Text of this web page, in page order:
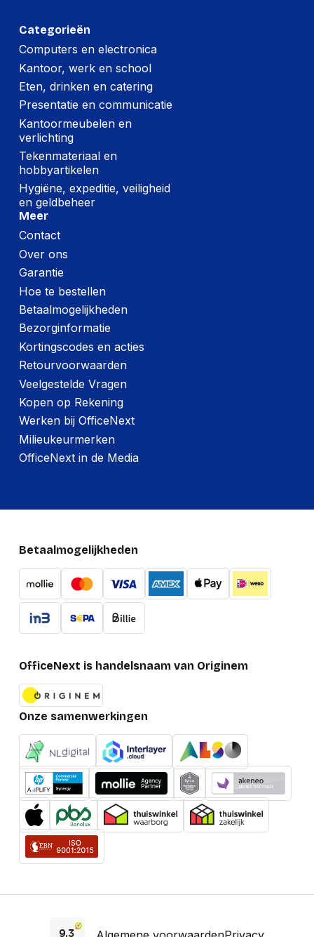
Categorieën
Computers en electronica
Kantoor, werk en school
Eten, drinken en catering
Presentatie en communicatie
Kantoormeubelen en
verlichting
Tekenmateriaal en
hobbyartikelen
Hygiëne, expeditie, veiligheid
en geldbeheer
Meer
Contact
Over ons
Garantie
Hoe te bestellen
Betaalmogelijkheden
Bezorginformatie
Kortingscodes en acties
Retourvoorwaarden
Veelgestelde Vragen
Kopen op Rekening
Werken bij OfficeNext
Milieukeurmerken
OfficeNext in de Media
Betaalmogelijkheden
OfficeNext is handelsnaam van Originem
Onze samenwerkingen